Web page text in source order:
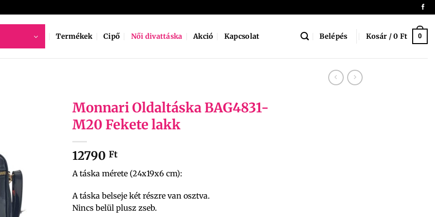
Termékek Cipő Női divattáska Akció Kapcsolat Belépés Kosár /0 Ft 0
Monnari Oldaltáska BAG4831-
M20 Fekete lakk
12790 Ft
A táska mérete (24x19x6 cm):
A táska belseje két részre van osztva.
Nincs belül plusz zseb.